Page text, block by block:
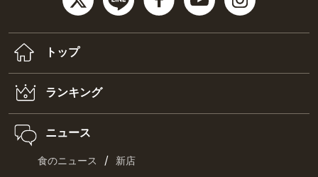
トップ
ランキング
ニュース
食のニュース / 新店